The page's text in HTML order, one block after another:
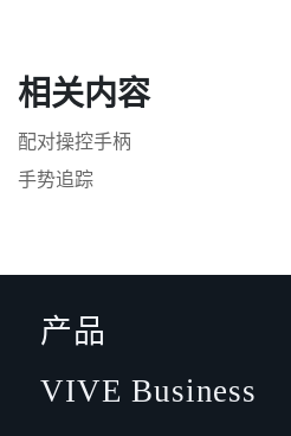
相关内容
配对操控手柄
手势追踪
产品
VIVE Business